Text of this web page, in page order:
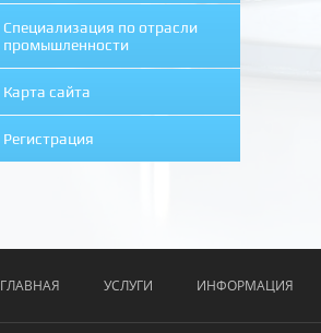
Специализация по отрасли
промышленности
Карта сайта
Регистрация
ГЛАВНАЯ УСЛУГИ ИНФОРМАЦИЯ